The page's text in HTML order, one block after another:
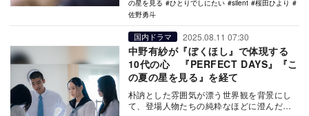
の星を見る
ひとりでしにたい silent
桜田ひより
佐野勇斗
国内ドラマ 2025.08.11 07:30
中野有紗が『ぼくほし』で体現する
10代の心 『PERFECT DAYS』『こ
の夏の星を見る』を経て
朴訥とした雰囲気が漂う世界観を背景にし
て、登場人物たちの純粋なほどに澄んだ思